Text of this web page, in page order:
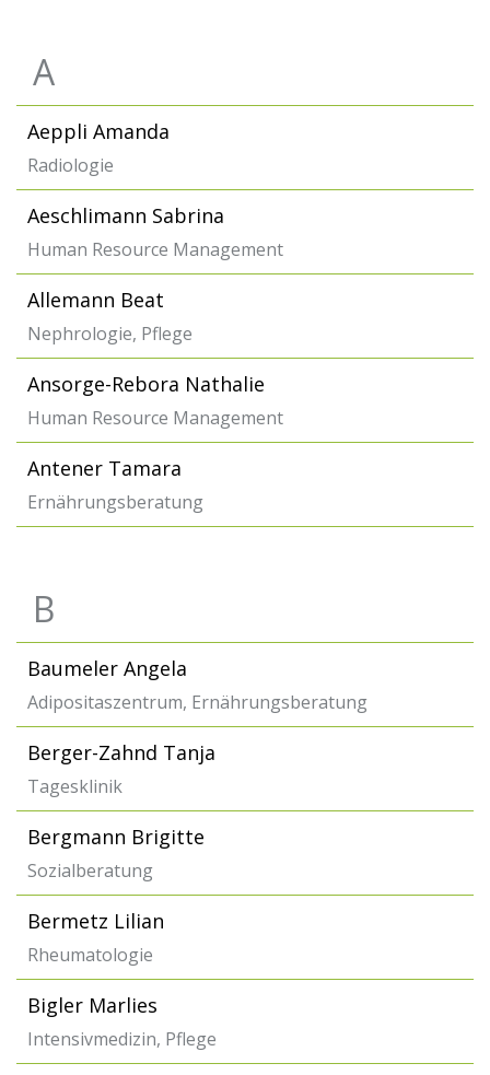
A
Aeppli Amanda
Radiologie
Aeschlimann Sabrina
Human Resource Management
Allemann Beat
Nephrologie, Pflege
Ansorge-Rebora Nathalie
Human Resource Management
Antener Tamara
Ernährungsberatung
B
Baumeler Angela
Adipositaszentrum, Ernährungsberatung
Berger-Zahnd Tanja
Tagesklinik
Bergmann Brigitte
Sozialberatung
Bermetz Lilian
Rheumatologie
Bigler Marlies
Intensivmedizin, Pflege